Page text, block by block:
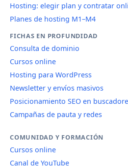
Hosting: elegir plan y contratar
Planes de hosting M1–M4
FICHAS EN PROFUNDIDAD
Consulta de dominio
Cursos online
Hosting para WordPress
Newsletter y envíos masivos
Posicionamiento SEO en
Campañas de pauta y redes
COMUNIDAD Y FORMACIÓN
Cursos online
Canal de YouTube